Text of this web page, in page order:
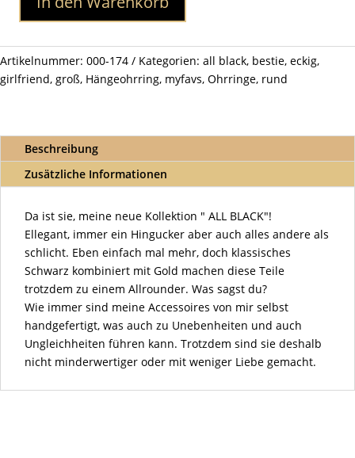
2
Menge
Artikelnummer: 000-174 Kategorien: all black, bestie, eckig,
girlfriend, groß, Hängeohrring, myfavs, Ohrringe, rund
Beschreibung
Zusätzliche Informationen
Da ist sie, meine neue Kollektion " ALL BLACK"!
Ellegant, immer ein Hingucker aber auch alles andere als
schlicht. Eben einfach mal mehr, doch klassisches
Schwarz kombiniert mit Gold machen diese Teile
trotzdem zu einem Allrounder. Was sagst du?
Wie immer sind meine Accessoires von mir selbst
handgefertigt, was auch zu Unebenheiten und auch
Ungleichheiten führen kann. Trotzdem sind sie deshalb
nicht minderwertiger oder mit weniger Liebe gemacht.